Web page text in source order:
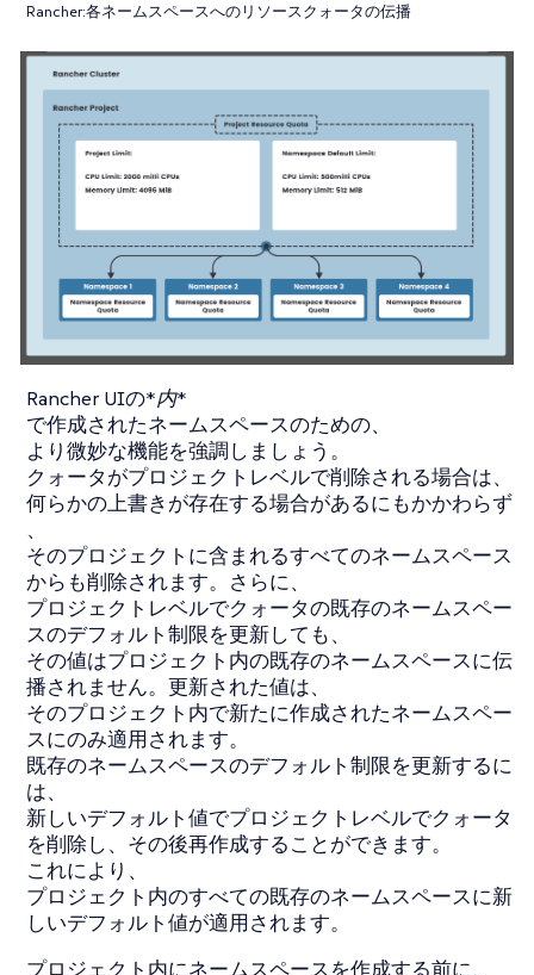
Rancher:各ネームスペースへのリソースクォータの伝播
Rancher UIの*内*
で作成されたネームスペースのための、
より微妙な機能を強調しましょう。
クォータがプロジェクトレベルで削除される場合は、
何らかの上書きが存在する場合があるにもかかわらず
、
そのプロジェクトに含まれるすべてのネームスペース
からも削除されます。さらに、
プロジェクトレベルでクォータの既存のネームスペー
スのデフォルト制限を更新しても、
その値はプロジェクト内の既存のネームスペースに伝
播されません。更新された値は、
そのプロジェクト内で新たに作成されたネームスペー
スにのみ適用されます。
既存のネームスペースのデフォルト制限を更新するに
は、
新しいデフォルト値でプロジェクトレベルでクォータ
を削除し、その後再作成することができます。
これにより、
プロジェクト内のすべての既存のネームスペースに新
しいデフォルト値が適用されます。
プロジェクト内にネームスペースを作成する前に、